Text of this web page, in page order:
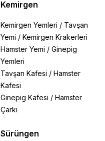
Kemirgen
Kemirgen Yemleri / Tavşan
Yemi / Kemirgen Krakerleri
Hamster Yemi / Ginepig
Yemleri
Tavşan Kafesi / Hamster
Kafesi
Ginepig Kafesi / Hamster
Çarkı
Sürüngen